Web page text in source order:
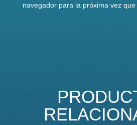
navegador para la próxima vez que